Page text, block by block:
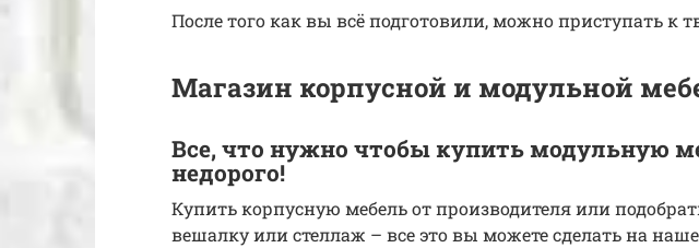
После того как вы всё подготовили, можно приступать к
Магазин корпусной и модульной
Все, что нужно чтобы купить модульную
недорого!
Купить корпусную мебель от производителя или
вешалку или стеллаж – все это вы можете сделать на